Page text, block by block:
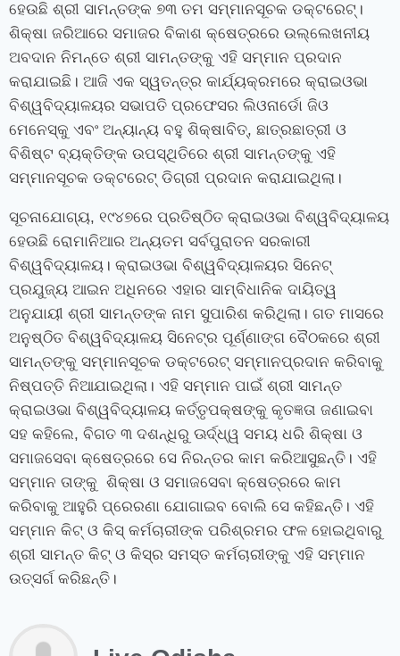
ହେଉଛି ଶ୍ରୀ ସାମନ୍ତଙ୍କ ୭୩ ତମ ସମ୍ମାନସୂଚକ ଡକ୍ଟରେଟ୍।
ଶିକ୍ଷା ଜରିଆରେ ସମାଜର ବିକାଶ କ୍ଷେତ୍ରରେ ଉଲ୍ଲେଖନୀୟ
ଅବଦାନ ନିମନ୍ତେ ଶ୍ରୀ ସାମନ୍ତଙ୍କୁ ଏହି ସମ୍ମାନ ପ୍ରଦାନ
କରାଯାଇଛି। ଆଜି ଏକ ସ୍ୱତନ୍ତ୍ର କାର୍ଯ୍ୟକ୍ରମରେ କ୍ରାଇଓଭା
ବିଶ୍ୱବିଦ୍ୟାଳୟର ସଭାପତି ପ୍ରଫେସର ଲିଓନାର୍ଡୋ ଜିଓ
ମେନେସ୍କୁ ଏବଂ ଅନ୍ୟାନ୍ୟ ବହୁ ଶିକ୍ଷାବିତ୍‍, ଛାତ୍ରଛାତ୍ରୀ ଓ
ବିଶିଷ୍ଟ ବ୍ୟକ୍ତିଙ୍କ ଉପସ୍ଥିତିରେ ଶ୍ରୀ ସାମନ୍ତଙ୍କୁ ଏହି
ସମ୍ମାନସୂଚକ ଡକ୍ଟରେଟ୍‍ ଡିଗ୍ରୀ ପ୍ରଦାନ କରାଯାଇଥିଲା।
ସୂଚନାଯୋଗ୍ୟ, ୧୯୪୭ରେ ପ୍ରତିଷ୍ଠିତ କ୍ରାଇଓଭା ବିଶ୍ୱବିଦ୍ୟାଳୟ
ହେଉଛି ରୋମାନିଆର ଅନ୍ୟତମ ସର୍ବପୁରାତନ ସରକାରୀ
ବିଶ୍ୱବିଦ୍ୟାଳୟ। କ୍ରାଇଓଭା ବିଶ୍ୱବିଦ୍ୟାଳୟର ସିନେଟ୍
ପ୍ରଯୁଜ୍ୟ ଆଇନ ଅଧିନରେ ଏହାର ସାମ୍ବିଧାନିକ ଦାୟିତ୍ୱ
ଅନୁଯାୟୀ ଶ୍ରୀ ସାମନ୍ତଙ୍କ ନାମ ସୁପାରିଶ କରିଥିଲା। ଗତ ମାସରେ
ଅନୁଷ୍ଠିତ ବିଶ୍ୱବିଦ୍ୟାଳୟ ସିନେଟ୍‍ର ପୂର୍ଣ୍ଣାଙ୍ଗ ବୈଠକରେ ଶ୍ରୀ
ସାମନ୍ତଙ୍କୁ ସମ୍ମାନସୂଚକ ଡକ୍ଟରେଟ୍‍ ସମ୍ମାନପ୍ରଦାନ କରିବାକୁ
ନିଷ୍ପତ୍ତି ନିଆଯାଇଥିଲା। ଏହି ସମ୍ମାନ ପାଇଁ ଶ୍ରୀ ସାମନ୍ତ
କ୍ରାଇଓଭା ବିଶ୍ୱବିଦ୍ୟାଳୟ କର୍ତ୍ତୃପକ୍ଷଙ୍କୁ କୃତଜ୍ଞତା ଜଣାଇବା
ସହ କହିଲେ, ବିଗତ ୩ ଦଶନ୍ଧିରୁ ଊର୍ଦ୍ଧ୍ୱ ସମୟ ଧରି ଶିକ୍ଷା ଓ
ସମାଜସେବା କ୍ଷେତ୍ରରେ ସେ ନିରନ୍ତର କାମ କରିଆସୁଛନ୍ତି। ଏହି
ସମ୍ମାନ ତାଙ୍କୁ ଶିକ୍ଷା ଓ ସମାଜସେବା କ୍ଷେତ୍ରରେ କାମ
କରିବାକୁ ଆହୁରି ପ୍ରେରଣା ଯୋଗାଇବ ବୋଲି ସେ କହିଛନ୍ତି। ଏହି
ସମ୍ମାନ କିଟ୍‍ ଓ କିସ୍‍ କର୍ମଚାରୀଙ୍କ ପରିଶ୍ରମର ଫଳ ହୋଇଥିବାରୁ
ଶ୍ରୀ ସାମନ୍ତ କିଟ୍‍ ଓ କିସ୍‍ର ସମସ୍ତ କର୍ମଚାରୀଙ୍କୁ ଏହି ସମ୍ମାନ
ଉତ୍ସର୍ଗ କରିଛନ୍ତି।